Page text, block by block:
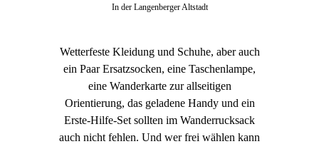
In der Langenberger Altstadt
Wetterfeste Kleidung und Schuhe, aber auch
ein Paar Ersatzsocken, eine Taschenlampe,
eine Wanderkarte zur allseitigen
Orientierung, das geladene Handy und ein
Erste-Hilfe-Set sollten im Wanderrucksack
auch nicht fehlen. Und wer frei wählen kann